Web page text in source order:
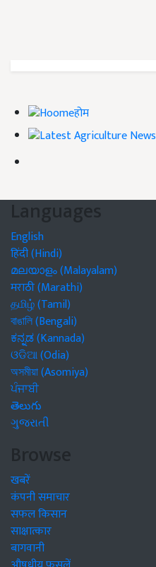
होम
Languages
English
हिंदी (Hindi)
മലയാളം (Malayalam)
मराठी (Marathi)
தமிழ் (Tamil)
বাঙালি (Bengali)
ಕನ್ನಡ (Kannada)
ଓଡିଆ (Odia)
অসমীয়া (Asomiya)
ਪੰਜਾਬੀ
తెలుగు
ગુજરાતી
Browse
खबरें
कंपनी समाचार
सफल किसान
साक्षात्कार
बागवानी